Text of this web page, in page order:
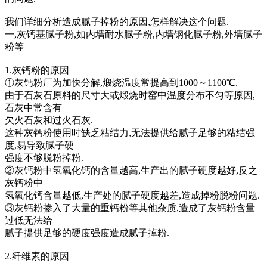
我们详细分析造成腻子掉粉的原因,怎样解决这个问题.
一,灰钙基腻子粉,如内墙耐水腻子粉,内墙钢化腻子粉,外墙腻子
粉等
1.灰钙粉的原因
①灰钙粉厂为加快分解,煅烧温度常提高到1000～1100℃.
由于石灰石原料的尺寸大或煅烧时窑中温度分布不匀等原因,
石灰中常含有
欠火石灰和过火石灰.
这种灰钙粉使用时缺乏粘结力,无法提供给腻子足够的粘结强
度,易导致腻子硬
强度不够脱粉掉粉.
②灰钙粉中氢氧化钙的含量越高,生产出的腻子硬度越好,反之
灰钙粉中
氢氧化钙含量越低,生产处的腻子硬度越差,造成掉粉脱粉问题.
③灰钙粉掺入了大量的重钙粉等其他杂质,造成了灰钙粉含量
过低无法给
腻子提供足够的硬度强度造成腻子掉粉.
2.纤维素的原因